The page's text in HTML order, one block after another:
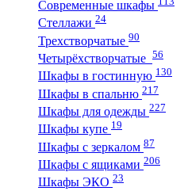
Современные шкафы
Стеллажи 24
Трехстворчатые 90
Четырёхстворчатые 56
Шкафы в гостинную 130
Шкафы в спальню 217
Шкафы для одежды 227
Шкафы купе 19
Шкафы с зеркалом 87
Шкафы с ящиками 206
Шкафы ЭКО 23